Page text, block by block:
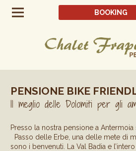
BOOKING
PENSIONE BIKE
Il meglio delle Dolomiti per gli
Presso la nostra pensione a Antermoia
Passo delle Erbe, una delle mete di
sono i benvenuti. La Val Badia e